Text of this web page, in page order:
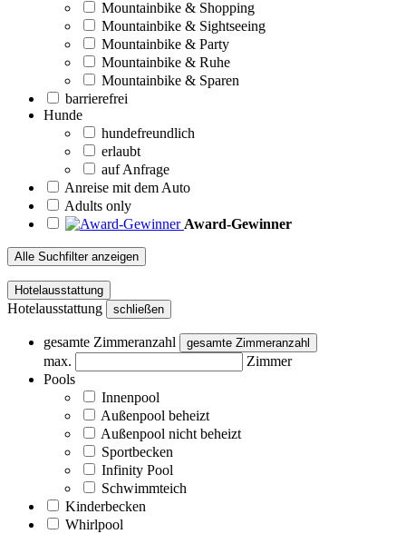
Mountainbike & Shopping
Mountainbike & Sightseeing
Mountainbike & Party
Mountainbike & Ruhe
Mountainbike & Sparen
barrierefrei
Hunde
hundefreundlich
erlaubt
auf Anfrage
Anreise mit dem Auto
Adults only
Award-Gewinner
Alle Suchfilter anzeigen
Hotelausstattung
Hotelausstattung schließen
gesamte Zimmeranzahl gesamte Zimmeranzahl
max.
Zimmer
Pools
Innenpool
Außenpool beheizt
Außenpool nicht beheizt
Sportbecken
Infinity Pool
Schwimmteich
Kinderbecken
Whirlpool